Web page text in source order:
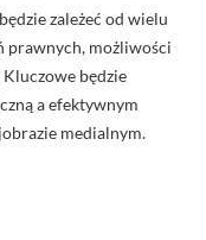
zależeć od wielu
prawnych, możliwości
będzie
a efektywnym
medialnym.